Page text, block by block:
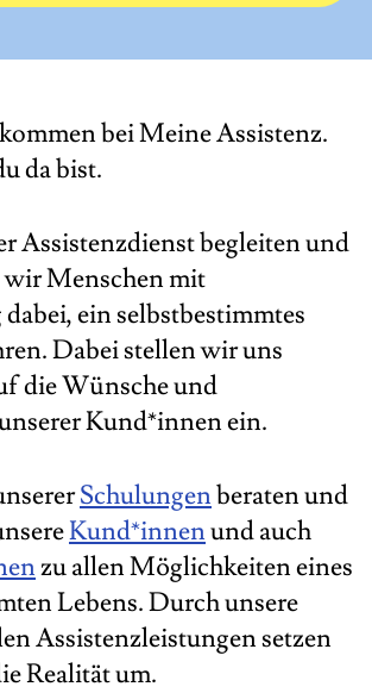
bei Meine Assistenz.
da bist.
Assistenzdienst begleiten und
Menschen mit
ein selbstbestimmtes
Dabei stellen wir uns
die Wünsche und
Kund*innen ein.
Schulungenberaten und
Kund*innenund auch
zu allen Möglichkeiten eines
Lebens. Durch unsere
Assistenzleistungen setzen
Realität um.